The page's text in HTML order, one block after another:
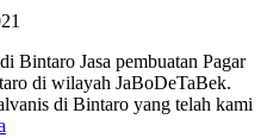
Bintaro Jasa pembuatan Pagar
di wilayah JaBoDeTaBek.
di Bintaro yang telah kami